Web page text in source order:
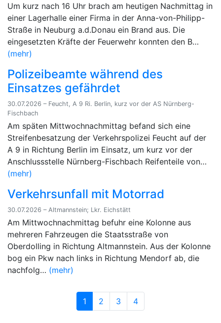
Um kurz nach 16 Uhr brach am heutigen Nachmittag in
einer Lagerhalle einer Firma in der Anna-von-Philipp-
Straße in Neuburg a.d.Donau ein Brand aus. Die
eingesetzten Kräfte der Feuerwehr konnten den B…
(mehr)
Polizeibeamte während des
Einsatzes gefährdet
30.07.2026 – Feucht, A 9 Ri. Berlin, kurz vor der AS Nürnberg-
Fischbach
Am späten Mittwochnachmittag befand sich eine
Streifenbesatzung der Verkehrspolizei Feucht auf der
A 9 in Richtung Berlin im Einsatz, um kurz vor der
Anschlussstelle Nürnberg-Fischbach Reifenteile von…
(mehr)
Verkehrsunfall mit Motorrad
30.07.2026 – Altmannstein; Lkr. Eichstätt
Am Mittwochnachmittag befuhr eine Kolonne aus
mehreren Fahrzeugen die Staatsstraße von
Oberdolling in Richtung Altmannstein. Aus der Kolonne
bog ein Pkw nach links in Richtung Mendorf ab, die
nachfolg… (mehr)
1 2 3 4